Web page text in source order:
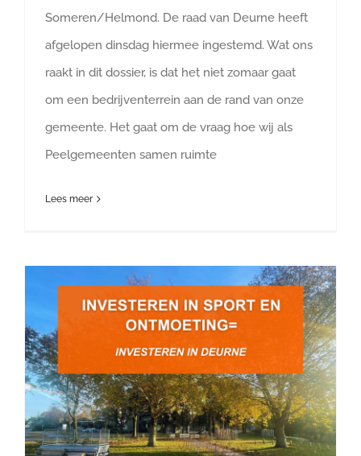
Someren/Helmond. De raad van Deurne heeft
afgelopen dinsdag hiermee ingestemd. Wat ons
raakt in dit dossier, is dat het niet zomaar gaat
om een bedrijventerrein aan de rand van onze
gemeente. Het gaat om de vraag hoe wij als
Peelgemeenten samen ruimte
Lees meer